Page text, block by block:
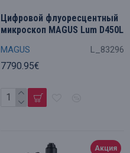
MAGUS L_83296
Цифровой флуоресцентный
микроскоп MAGUS Lum D450L
7790.95€
Акция